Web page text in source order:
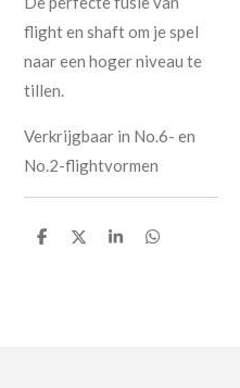
flight en shaft om je spel
naar een hoger niveau te
tillen.
Verkrijgbaar in No.6- en
No.2-flightvormen
D
D
S
D